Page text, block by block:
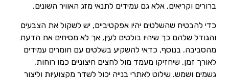
ברורים וקריאים, אלא גם עמידים לתנאי מזג האוויר השונים.
כדי להבטיח שהשלטים יהיו אפקטיביים, יש לשקול את הצבעים
והגודל שלהם כך שיהיו בולטים לעין, אך לא מסיחים את הדעת
מהסביבה. בנוסף, כדאי להשקיע בשלטים עם חומרים עמידים
לאורך זמן, שיחזיקו מעמד מול לחצים חיצוניים כמו רוחות,
גשמים ושמש. שילוט לאתרי בנייה יכול לשדר מקצועיות וליצור